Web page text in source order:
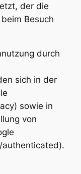
der die
Besuch
durch
sich in der
sowie in
von